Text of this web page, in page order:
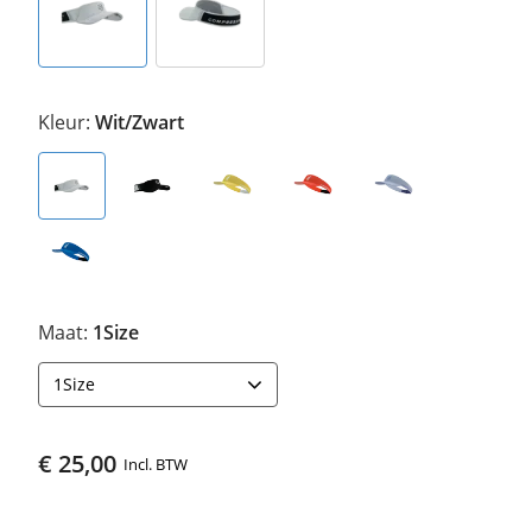
Kleur: Wit/Zwart
Maat: 1Size
1Size
€ 25,00 Incl. BTW